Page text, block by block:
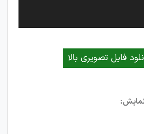
فایل تصویری بالا